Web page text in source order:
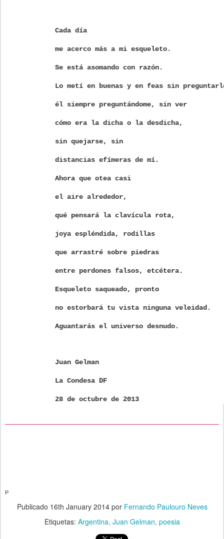
Cada día
me acerco más a mi esqueleto.
Se está asomando con razón.
Lo metí en buenas y en feas sin
él siempre preguntándome, sin ver
cómo era la dicha o la desdicha,
sin quejarse, sin
distancias efímeras de mí.
Ahora que otea casi
el aire alrededor,
qué pensará la clavícula rota,
joya espléndida, rodillas
que arrastré sobre piedras
entre perdones falsos, etcétera.
Esqueleto saqueado, pronto
no estorbará tu vista ninguna veleidad.
Aguantarás el universo desnudo.
Juan Gelman
La Condesa DF
28 de octubre de 2013
P
Publicado 16th January 2014por Fernando Paulouro Neves
Etiquetas: Argentina Juan Gelman poesia